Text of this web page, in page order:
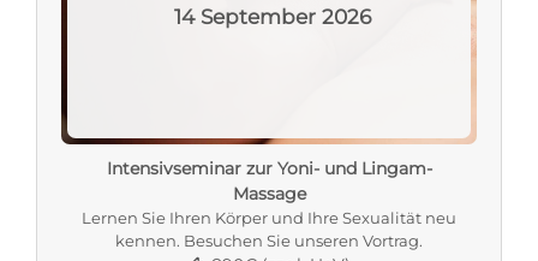
14 September 2026
Intensivseminar zur Yoni- und Lingam-
Massage
Lernen Sie Ihren Körper und Ihre Sexualität neu
kennen. Besuchen Sie unseren Vortrag.